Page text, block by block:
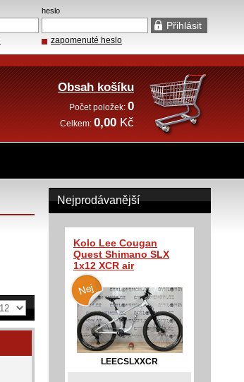
Nejprodávanější
Kolo Lee Cougan
Quest Shimano SLX
1x12 XCR air
LEECSLXXCR
heslo
zapomenuté heslo
Obsah košíku
Počet položek:0
Celkem: 0,00 Kč